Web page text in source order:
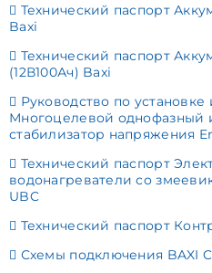
Технический паспорт
Baxi
Технический паспорт
(12В100Ач) Baxi
Руководство по установке
Многоцелевой однофазный
стабилизатор напряжения
Технический паспорт
водонагреватели со
UBC
Технический паспорт
Схемы подключения BAXI